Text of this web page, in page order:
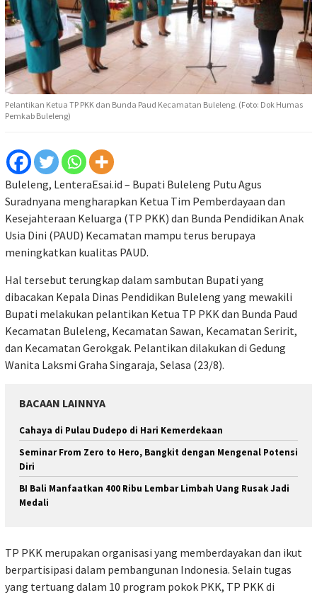
Pelantikan Ketua TP PKK dan Bunda Paud Kecamatan Buleleng. (Foto: Dok Humas
Pemkab Buleleng)
Buleleng, LenteraEsai.id – Bupati Buleleng Putu Agus
Suradnyana mengharapkan Ketua Tim Pemberdayaan dan
Kesejahteraan Keluarga (TP PKK) dan Bunda Pendidikan Anak
Usia Dini (PAUD) Kecamatan mampu terus berupaya
meningkatkan kualitas PAUD.
Hal tersebut terungkap dalam sambutan Bupati yang
dibacakan Kepala Dinas Pendidikan Buleleng yang mewakili
Bupati melakukan pelantikan Ketua TP PKK dan Bunda Paud
Kecamatan Buleleng, Kecamatan Sawan, Kecamatan Seririt,
dan Kecamatan Gerokgak. Pelantikan dilakukan di Gedung
Wanita Laksmi Graha Singaraja, Selasa (23/8).
BACAAN LAINNYA
Cahaya di Pulau Dudepo di Hari Kemerdekaan
Seminar From Zero to Hero, Bangkit dengan Mengenal Potensi
Diri
BI Bali Manfaatkan 400 Ribu Lembar Limbah Uang Rusak Jadi
Medali
TP PKK merupakan organisasi yang memberdayakan dan ikut
berpartisipasi dalam pembangunan Indonesia. Selain tugas
yang tertuang dalam 10 program pokok PKK, TP PKK di